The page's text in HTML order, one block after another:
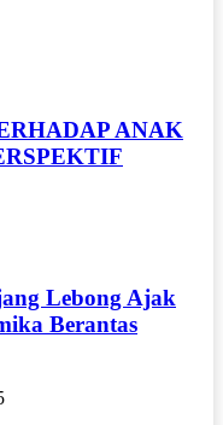
ANAK
Lebong Ajak
Berantas